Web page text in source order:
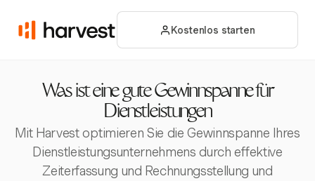
Kostenlos starten
Was ist eine gute Gewinnspanne für
Dienstleistungen
Mit Harvest optimieren Sie die Gewinnspanne Ihres
Dienstleistungsunternehmens durch effektive
Zeiterfassung und Rechnungsstellung und